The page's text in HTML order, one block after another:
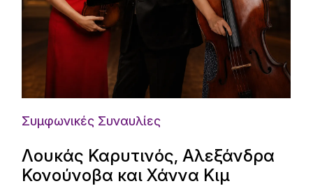
Συμφωνικές Συναυλίες
Λουκάς Καρυτινός, Αλεξάνδρα
Κονούνοβα και Χάννα Κιμ